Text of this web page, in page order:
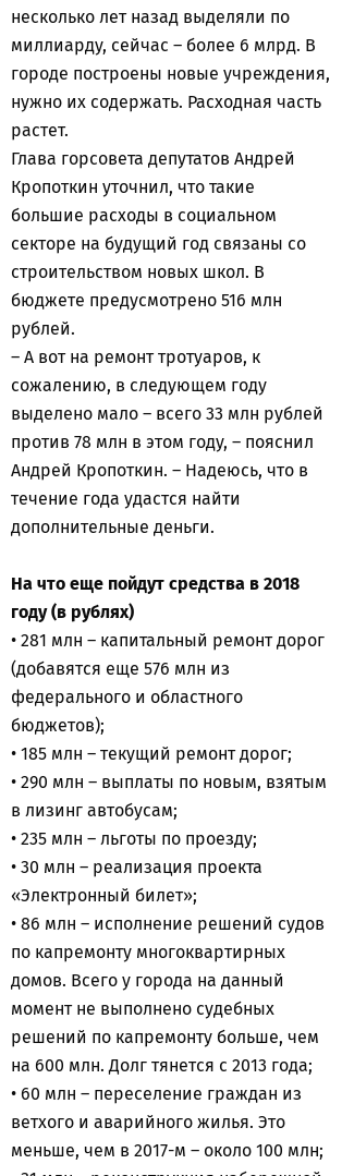
несколько лет назад выделяли по
миллиарду, сейчас – более 6 млрд. В
городе построены новые учреждения,
нужно их содержать. Расходная часть
растет.
Глава горсовета депутатов Андрей
Кропоткин уточнил, что такие
большие расходы в социальном
секторе на будущий год связаны со
строительством новых школ. В
бюджете предусмотрено 516 млн
рублей.
– А вот на ремонт тротуаров, к
сожалению, в следующем году
выделено мало – всего 33 млн рублей
против 78 млн в этом году, – пояснил
Андрей Кропоткин. – Надеюсь, что в
течение года удастся найти
дополнительные деньги.
На что еще пойдут средства в 2018
году (в рублях)
• 281 млн – капитальный ремонт дорог
(добавятся еще 576 млн из
федерального и областного
бюджетов);
• 185 млн – текущий ремонт дорог;
• 290 млн – выплаты по новым, взятым
в лизинг автобусам;
• 235 млн – льготы по проезду;
• 30 млн – реализация проекта
«Электронный билет»;
• 86 млн – исполнение решений судов
по капремонту многоквартирных
домов. Всего у города на данный
момент не выполнено судебных
решений по капремонту больше, чем
на 600 млн. Долг тянется с 2013 года;
• 60 млн – переселение граждан из
ветхого и аварийного жилья. Это
меньше, чем в 2017-м – около 100 млн;